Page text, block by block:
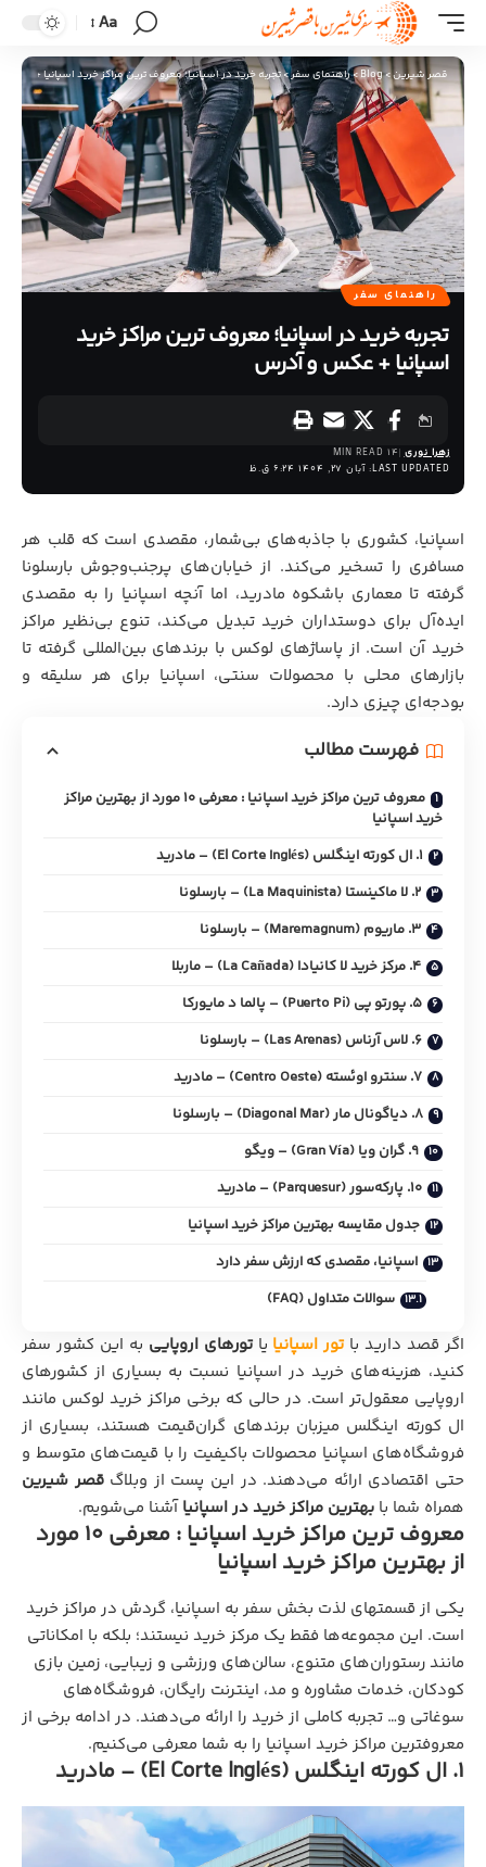
Aa
قصر شیرین>
Blog
>راهنمای سفر>تجربه‌ خرید در اسپانیا؛ معروف ترین مراکز خرید اسپانیا +
راهنمای سفر
تجربه‌ خرید در اسپانیا؛ معروف ترین مراکز خرید
اسپانیا + عکس و آدرس
LAST UPDATED: آبان 27, 1404 6:24 ق.ظ
زهرا نوری 14 MIN READ
اسپانیا، کشوری با جاذبه‌های بی‌شمار، مقصدی است که قلب هر
مسافری را تسخیر می‌کند. از خیابان‌های پرجنب‌وجوش بارسلونا
گرفته تا معماری باشکوه مادرید، اما آنچه اسپانیا را به مقصدی
ایده‌آل برای دوستداران خرید تبدیل می‌کند، تنوع بی‌نظیر مراکز
خرید آن است. از پاساژهای لوکس با برندهای بین‌المللی گرفته تا
بازارهای محلی با محصولات سنتی، اسپانیا برای هر سلیقه و
بودجه‌ای چیزی دارد.
فهرست مطالب
معروف ترین مراکز خرید اسپانیا : معرفی 10 مورد از بهترین مراکز
خرید اسپانیا
۱. ال کورته اینگلس (El Corte Inglés) – مادرید
۲. لا ماکینستا (La Maquinista) – بارسلونا
۳. ماریوم (Maremagnum) – بارسلونا
۴. مرکز خرید لا کانیادا (La Cañada) – ماربلا
۵. پورتو پی (Puerto Pi) – پالما د مایورکا
۶. لاس آرناس (Las Arenas) – بارسلونا
۷. سنترو اوئسته (Centro Oeste) – مادرید
۸. دیاگونال مار (Diagonal Mar) – بارسلونا
۹. گران ویا (Gran Vía) – ویگو
۱۰. پارکه‌سور (Parquesur) – مادرید
جدول مقایسه بهترین مراکز خرید اسپانیا
اسپانیا، مقصدی که ارزش سفر دارد
سوالات متداول (FAQ)
اگر قصد دارید باتور اسپانیا یاتورهای اروپایی به این کشور سفر
کنید، هزینه‌های خرید در اسپانیا نسبت به بسیاری از کشورهای
اروپایی معقول‌تر است. در حالی که برخی مراکز خرید لوکس مانند
ال کورته اینگلس میزبان برندهای گران‌قیمت هستند، بسیاری از
فروشگاه‌های اسپانیا محصولات باکیفیت را با قیمت‌های متوسط و
حتی اقتصادی ارائه می‌دهند. در این پست از وبلاگقصر شیرین
همراه شما با بهترین مراکز خرید در اسپانیاآشنا می‌شویم.
معروف ترین مراکز خرید اسپانیا : معرفی 10 مورد
از بهترین مراکز خرید اسپانیا
یکی از قسمتهای لذت بخش سفر به اسپانیا، گردش در مراکز خرید
است. این مجموعه‌ها فقط یک مرکز خرید نیستند؛ بلکه با امکاناتی
مانند رستوران‌های متنوع، سالن‌های ورزشی و زیبایی، زمین بازی
کودکان، خدمات مشاوره و مد، اینترنت رایگان، فروشگاه‌های
سوغاتی و… تجربه کاملی از خرید را ارائه می‌دهند. در ادامه برخی از
معروفترین مراکز خرید اسپانیا را به شما معرفی می‌کنیم.
۱. ال کورته اینگلس (El Corte Inglés) – مادرید